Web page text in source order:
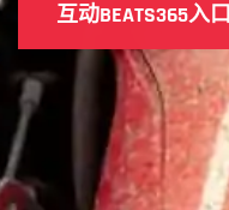
互动BEATS365入口